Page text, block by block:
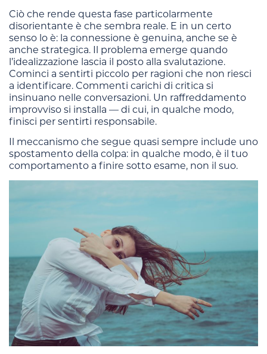
Ciò che rende questa fase particolarmente
disorientante è che sembra reale. E in un certo
senso lo è: la connessione è genuina, anche se è
anche strategica. Il problema emerge quando
l’idealizzazione lascia il posto alla svalutazione.
Cominci a sentirti piccolo per ragioni che non riesci
a identificare. Commenti carichi di critica si
insinuano nelle conversazioni. Un raffreddamento
improvviso si installa — di cui, in qualche modo,
finisci per sentirti responsabile.
Il meccanismo che segue quasi sempre include uno
spostamento della colpa: in qualche modo, è il tuo
comportamento a finire sotto esame, non il suo.